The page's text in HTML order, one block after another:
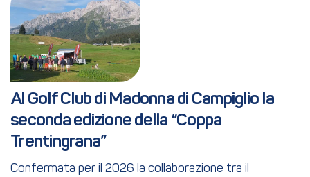
Al Golf Club di Madonna di Campiglio la
seconda edizione della “Coppa
Trentingrana”
Confermata per il 2026 la collaborazione tra il